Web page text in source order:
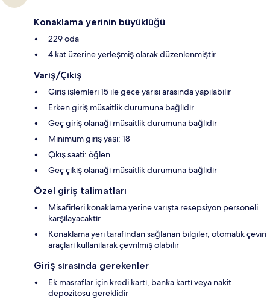
Konaklama yerinin büyüklüğü
229 oda
4 kat üzerine yerleşmiş olarak düzenlenmiştir
Varış/Çıkış
Giriş işlemleri 15 ile gece yarısı arasında yapılabilir
Erken giriş müsaitlik durumuna bağlıdır
Geç giriş olanağı müsaitlik durumuna bağlıdır
Minimum giriş yaşı: 18
Çıkış saati: öğlen
Geç çıkış olanağı müsaitlik durumuna bağlıdır
Özel giriş talimatları
Misafirleri konaklama yerine varışta resepsiyon personeli
karşılayacaktır
Konaklama yeri tarafından sağlanan bilgiler, otomatik çeviri
araçları kullanılarak çevrilmiş olabilir
Giriş sırasında gerekenler
Ek masraflar için kredi kartı, banka kartı veya nakit
depozitosu gereklidir